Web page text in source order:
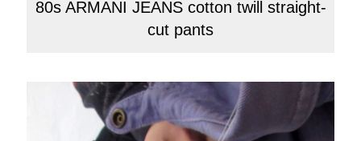
80s ARMANI JEANS cotton twill straight-
cut pants